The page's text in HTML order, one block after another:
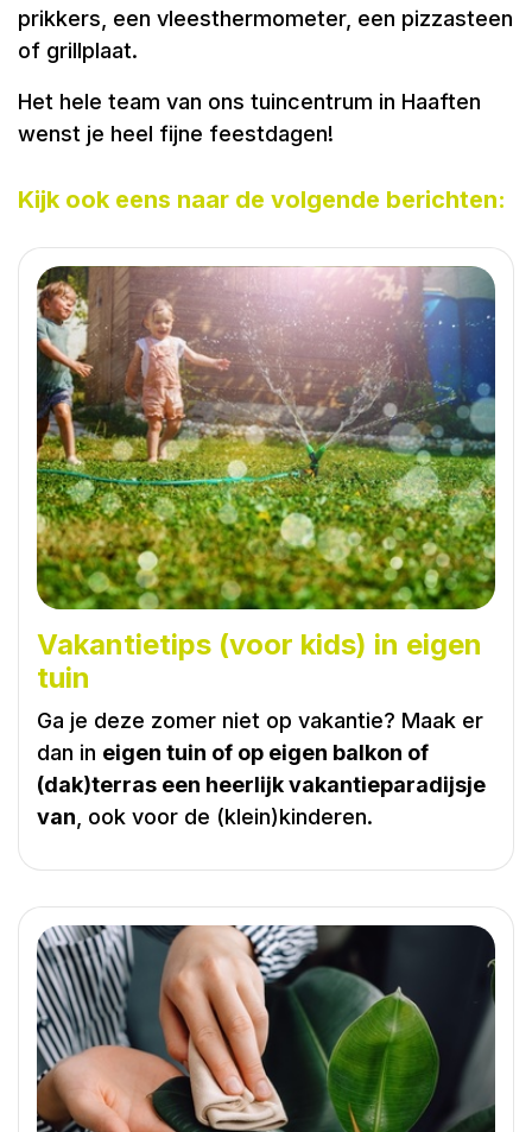
prikkers, een vleesthermometer, een pizzasteen
of grillplaat.
Het hele team van ons tuincentrum in Haaften
wenst je heel fijne feestdagen!
Kijk ook eens naar de volgende berichten:
Vakantietips (voor kids) in eigen
tuin
Ga je deze zomer niet op vakantie? Maak er
dan in eigen tuin of op eigen balkon of
(dak)terras een heerlijk vakantieparadijsje
van , ook voor de (klein)kinderen.